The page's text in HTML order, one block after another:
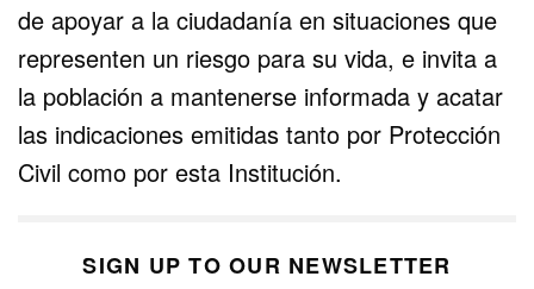
de apoyar a la ciudadanía en situaciones que
representen un riesgo para su vida, e invita a
la población a mantenerse informada y acatar
las indicaciones emitidas tanto por Protección
Civil como por esta Institución.
SIGN UP TO OUR NEWSLETTER